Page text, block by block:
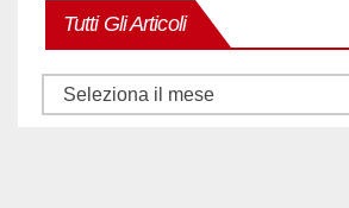
Tutti Gli Articoli
Tutti